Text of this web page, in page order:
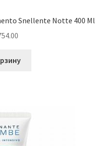
Snellente Notte 400 Ml